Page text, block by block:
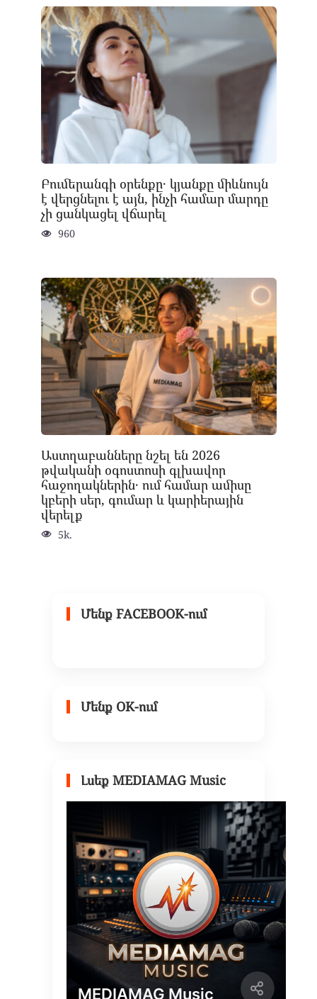
Բումերանգի օրենքը․ կյանքը միևնույն
է վերցնելու է այն, ինչի համար մարդը
չի ցանկացել վճարել
960
Աստղաբանները նշել են 2026
թվականի օգոստոսի գլխավոր
հաջողակներին․ ում համար ամիսը
կբերի սեր, գումար և կարիերային
վերելք
5k.
Մենք FACEBOOK-ում
Մենք OK-ում
Լսեք MEDIAMAG Music